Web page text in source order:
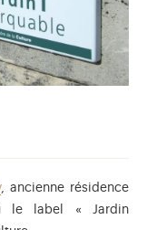
, ancienne résidence
le label « Jardin